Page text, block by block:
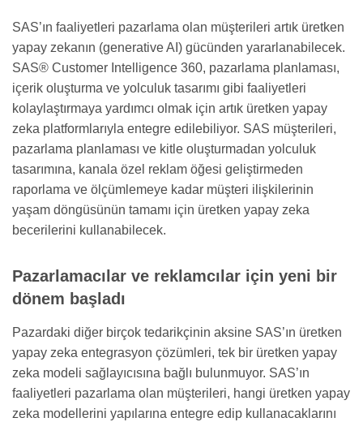
SAS’ın faaliyetleri pazarlama olan müşterileri artık üretken
yapay zekanın (generative AI) gücünden yararlanabilecek.
SAS® Customer Intelligence 360, pazarlama planlaması,
içerik oluşturma ve yolculuk tasarımı gibi faaliyetleri
kolaylaştırmaya yardımcı olmak için artık üretken yapay
zeka platformlarıyla entegre edilebiliyor. SAS müşterileri,
pazarlama planlaması ve kitle oluşturmadan yolculuk
tasarımına, kanala özel reklam öğesi geliştirmeden
raporlama ve ölçümlemeye kadar müşteri ilişkilerinin
yaşam döngüsünün tamamı için üretken yapay zeka
becerilerini kullanabilecek.
Pazarlamacılar ve reklamcılar için yeni bir
dönem başladı
Pazardaki diğer birçok tedarikçinin aksine SAS’ın üretken
yapay zeka entegrasyon çözümleri, tek bir üretken yapay
zeka modeli sağlayıcısına bağlı bulunmuyor. SAS’ın
faaliyetleri pazarlama olan müşterileri, hangi üretken yapay
zeka modellerini yapılarına entegre edip kullanacaklarını